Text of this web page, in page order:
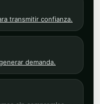
transmitir confianza.
demanda.